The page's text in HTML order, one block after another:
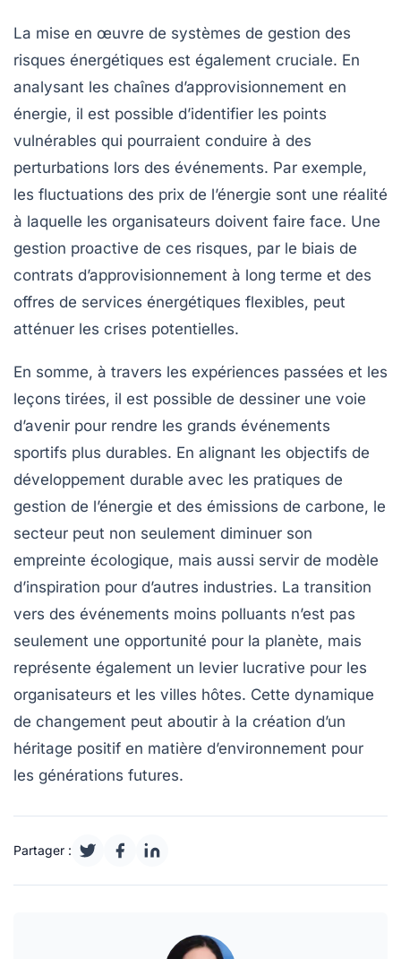
La mise en œuvre de systèmes de gestion des
risques énergétiques est également cruciale. En
analysant les chaînes d’approvisionnement en
énergie, il est possible d’identifier les points
vulnérables qui pourraient conduire à des
perturbations lors des événements. Par exemple,
les fluctuations des prix de l’énergie sont une réalité
à laquelle les organisateurs doivent faire face. Une
gestion proactive de ces risques, par le biais de
contrats d’approvisionnement à long terme et des
offres de services énergétiques flexibles, peut
atténuer les crises potentielles.
En somme, à travers les expériences passées et les
leçons tirées, il est possible de dessiner une voie
d’avenir pour rendre les grands événements
sportifs plus durables. En alignant les objectifs de
développement durable avec les pratiques de
gestion de l’énergie et des émissions de carbone, le
secteur peut non seulement diminuer son
empreinte écologique, mais aussi servir de modèle
d’inspiration pour d’autres industries. La transition
vers des événements moins polluants n’est pas
seulement une opportunité pour la planète, mais
représente également un levier lucrative pour les
organisateurs et les villes hôtes. Cette dynamique
de changement peut aboutir à la création d’un
héritage positif en matière d’environnement pour
les générations futures.
Partager :